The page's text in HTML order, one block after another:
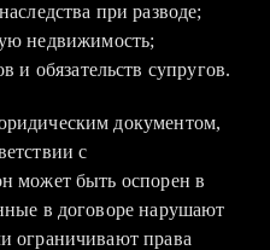
при разводе;
недвижимость;
и обязательств супругов.
документом,
с
может быть оспорен в
в договоре нарушают
ограничивают права